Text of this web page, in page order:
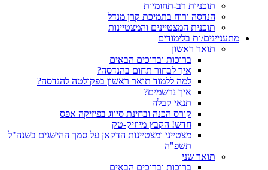
תוכניות רב-תחומיות
הנדסה ורוח בתמיכת קרן מנדל
תוכנית המצטיינים והמצטיינות
מתעניינים/ות בלימודים
תואר ראשון
ברוכות וברוכים הבאים
איך לבחור תחום בהנדסה?
למה ללמוד תואר ראשון בפקולטה להנדסה?
איך נרשמים?
תנאי קבלה
קורס הכנה ובחינת סיווג בפיזיקה אפס
חדש! הקבץ מיוזיק-טק
מצטייני ומצטיינות הדקאן על סמך ההישגים בשנה"ל
תשפ"ה
תואר שני
ברוכות וברוכים הבאים